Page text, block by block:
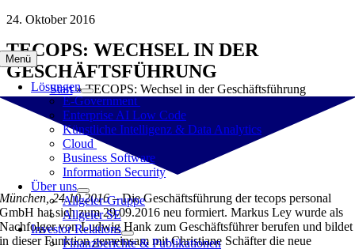
Zum
springen
Menü
Lösungen
E-Government
Enterprise AI Low Code
Künstliche Intelligenz & Data Analytics
Cloud
Business Software
Information Security
Über uns
Allgeier-Gruppe
Allgeier SE
Investor Relations
Finanzberichte & Publikationen
24. Oktober 2016
TECOPS: WECHSEL IN DER
GESCHÄFTSFÜHRUNG
Start»TECOPS: Wechsel in der Geschäftsführung
München, 24.10.2016 –Die Geschäftsführung der tecops personal
GmbH hat sich zum 29.09.2016 neu formiert. Markus Ley wurde als
Nachfolger von Ludwig Hank zum Geschäftsführer berufen und bildet
in dieser Funktion gemeinsam mit Christiane Schäfter die neue